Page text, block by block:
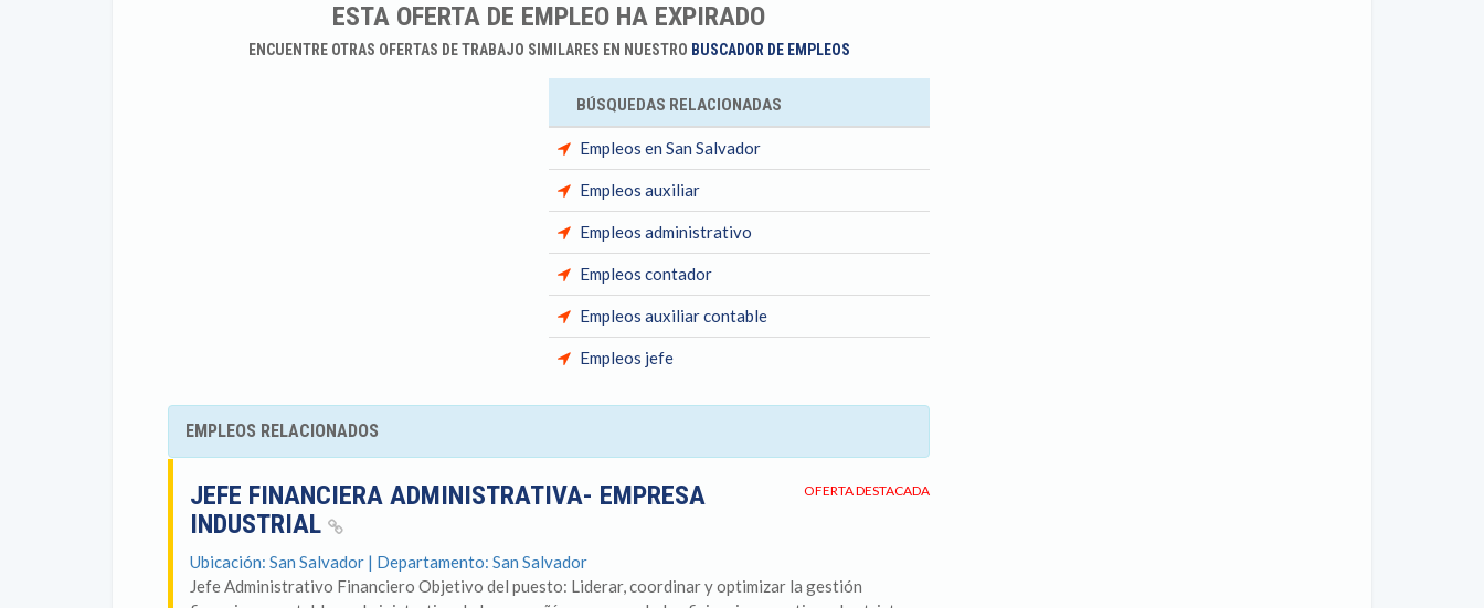
ESTA OFERTA DE EMPLEO HA EXPIRADO
ENCUENTRE OTRAS OFERTAS DE TRABAJO SIMILARES EN NUESTRO BUSCADOR DE EMPLEOS
BÚSQUEDAS RELACIONADAS
Empleos en San Salvador
Empleos auxiliar
Empleos administrativo
Empleos contador
Empleos auxiliar contable
Empleos jefe
EMPLEOS RELACIONADOS
OFERTA DESTACADA
JEFE FINANCIERA ADMINISTRATIVA- EMPRESA
INDUSTRIAL
Ubicación: San Salvador | Departamento: San Salvador
Jefe Administrativo Financiero Objetivo del puesto: Liderar, coordinar y optimizar la gestión